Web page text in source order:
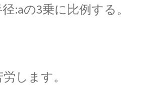
:aの3乗に比例する。
します。